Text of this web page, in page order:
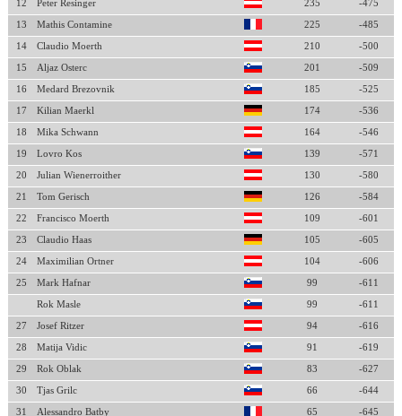
12 Peter Resinger 235 -475
13 Mathis Contamine 225 -485
14 Claudio Moerth 210 -500
15 Aljaz Osterc 201 -509
16 Medard Brezovnik 185 -525
17 Kilian Maerkl 174 -536
18 Mika Schwann 164 -546
19 Lovro Kos 139 -571
20 Julian Wienerroither 130 -580
21 Tom Gerisch 126 -584
22 Francisco Moerth 109 -601
23 Claudio Haas 105 -605
24 Maximilian Ortner 104 -606
25 Mark Hafnar 99 -611
Rok Masle 99 -611
27 Josef Ritzer 94 -616
28 Matija Vidic 91 -619
29 Rok Oblak 83 -627
30 Tjas Grilc 66 -644
31 Alessandro Batby 65 -645